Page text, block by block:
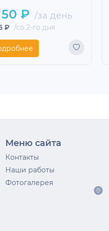
₽ /за день
₽ /со 2-го дня
Меню сайта
Контакты
Наши работы
Фотогалерея